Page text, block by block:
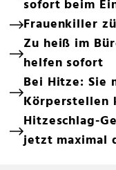
sofort beim
Frauenkiller
Zu heiß im
helfen sofort
Bei Hitze: Sie
Körperstellen
Hitzeschlag-
jetzt maximal